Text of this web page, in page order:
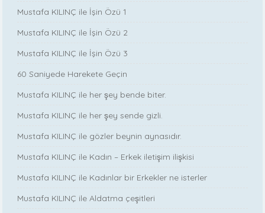
Mustafa KILINÇ ile İşin Özü 1
Mustafa KILINÇ ile İşin Özü 2
Mustafa KILINÇ ile İşin Özü 3
60 Saniyede Harekete Geçin
Mustafa KILINÇ ile her şey bende biter.
Mustafa KILINÇ ile her şey sende gizli.
Mustafa KILINÇ ile gözler beynin aynasıdır.
Mustafa KILINÇ ile Kadın – Erkek iletişim ilişkisi
Mustafa KILINÇ ile Kadınlar bir Erkekler ne isterler
Mustafa KILINÇ ile Aldatma çeşitleri